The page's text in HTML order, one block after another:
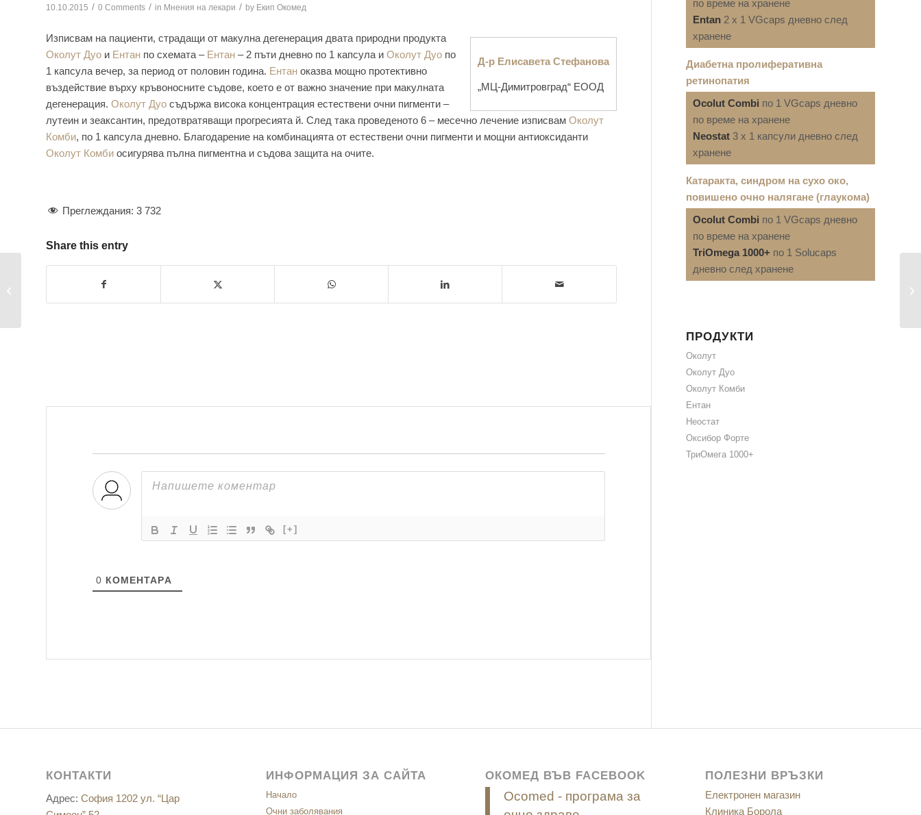
10.10.2015 / 0 Comments / in Мнения на лекари / by Екип Окомед
Д-р Елисавета Стефанова
„МЦ-Димитровград“ ЕООД
Изписвам на пациенти, страдащи от макулна дегенерация двата природни продукта
Околут Дуо и Ентан по схемата – Ентан – 2 пъти дневно по 1 капсула и Околут Дуо по
1 капсула вечер, за период от половин година. Ентан оказва мощно протективно
въздействие върху кръвоносните съдове, което е от важно значение при макулната
дегенерация. Околут Дуо съдържа висока концентрация естествени очни пигменти –
лутеин и зеаксантин, предотвратяващи прогресията й. След така проведеното 6 – месечно лечение изписвам Околут
Комби, по 1 капсула дневно. Благодарение на комбинацията от естествени очни пигменти и мощни антиоксиданти
Околут Комби осигурява пълна пигментна и съдова защита на очите.
Преглеждания: 3 732
Share this entry
[+]
0 КОМЕНТАРA
по време на хранене
Entan 2 x 1 VGcaps дневно след
хранене
Диабетна пролиферативна
ретинопатия
Ocolut Combi по 1 VGcaps дневно
по време на хранене
Neostat 3 x 1 капсули дневно след
хранене
Катаракта, синдром на сухо око,
повишено очно налягане (глаукома)
Ocolut Combi по 1 VGcaps дневно
по време на хранене
TriOmega 1000+ по 1 Solucaps
дневно след хранене
ПРОДУКТИ
Околут
Околут Дуо
Околут Комби
Ентан
Неостат
Оксибор Форте
ТриОмега 1000+
КОНТАКТИ
Адрес: София 1202 ул. “Цар
ИНФОРМАЦИЯ ЗА САЙТА
Начало
Очни заболявания
ОКОМЕД ВЪВ FACEBOOK
Ocomed - програма за
ПОЛЕЗНИ ВРЪЗКИ
Електронен магазин
Клиника Борола
неоваскуларизация –
още едно...